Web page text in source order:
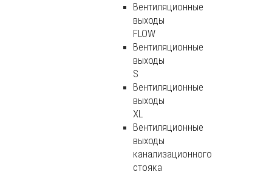
Вентиляционные
выходы
FLOW
Вентиляционные
выходы
S
Вентиляционные
выходы
XL
Вентиляционные
выходы
канализационного
стояка